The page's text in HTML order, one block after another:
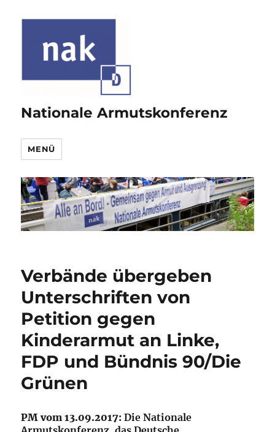
Nationale Armutskonferenz
MENÜ
Verbände übergeben
Unterschriften von
Petition gegen
Kinderarmut an Linke,
FDP und Bündnis 90/Die
Grünen
PM vom 13.09.2017: Die Nationale